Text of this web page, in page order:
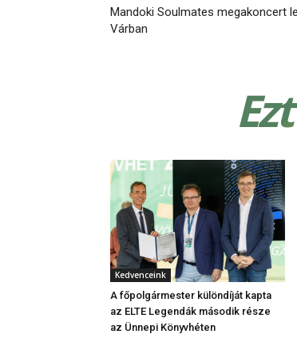
Mandoki Soulmates megakoncert
Várban
Kedvenceink
A főpolgármester különdíját kapta
az ELTE Legendák második része
az Ünnepi Könyvhéten